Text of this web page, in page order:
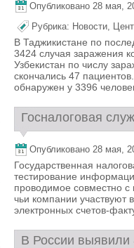
Опубликовано 28 мая,
Рубрика: Новости,
В Таджикистане по
3424 случая заражения
Узбекистан по числу
скончались 47
обнаружен у 3396
Госналоговая
Опубликовано 28 мая,
Государственная
тестирование
проводимое совместно с
чьи компании
электронных счетов-
В России выявили